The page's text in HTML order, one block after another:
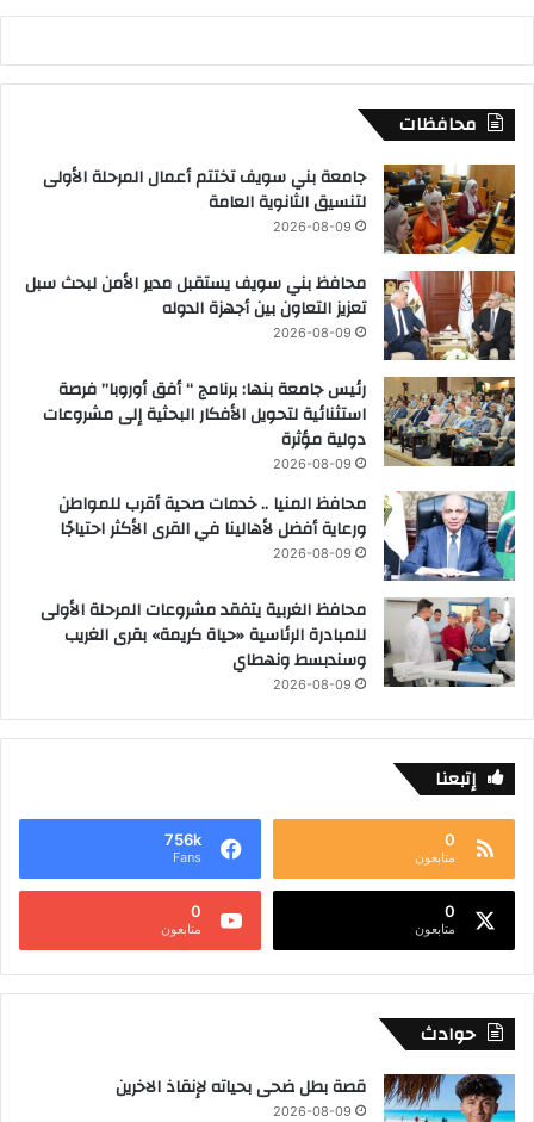
محافظات
جامعة بني سويف تختتم أعمال المرحلة الأولى
لتنسيق الثانوية العامة
2026-08-09
محافظ بني سويف يستقبل مدير الأمن لبحث سبل
تعزيز التعاون بين أجهزة الدوله
2026-08-09
رئيس جامعة بنها: برنامج “ أفق أوروبا” فرصة
استثنائية لتحويل الأفكار البحثية إلى مشروعات
دولية مؤثرة
2026-08-09
محافظ المنيا .. خدمات صحية أقرب للمواطن
ورعاية أفضل لأهالينا في القرى الأكثر احتياجًا
2026-08-09
محافظ الغربية يتفقد مشروعات المرحلة الأولى
للمبادرة الرئاسية «حياة كريمة» بقرى الغريب
وسندبسط ونهطاي
2026-08-09
إتبعنا
0
متابعون
756k
Fans
0
متابعون
0
متابعون
حوادث
قصة بطل ضحى بحياته لإنقاذ الاخرين
2026-08-09